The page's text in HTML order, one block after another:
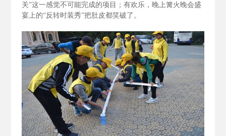
关”这一感觉不可能完成的项目；有欢乐，晚上篝火晚会盛
宴上的“反转时装秀”把肚皮都笑破了。